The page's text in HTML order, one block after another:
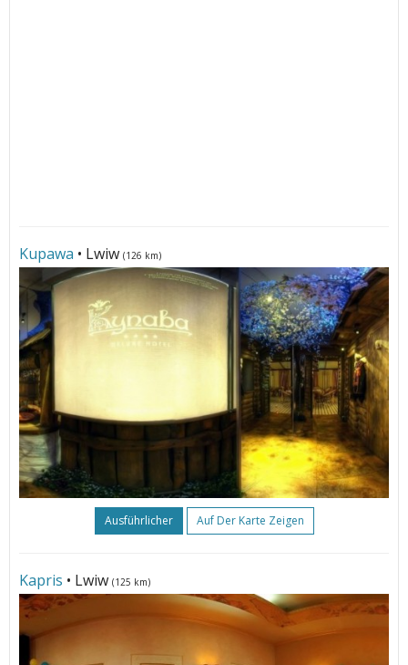
Kupawa • Lwiw (126 km)
Ausführlicher Auf Der Karte Zeigen
Kapris • Lwiw (125 km)